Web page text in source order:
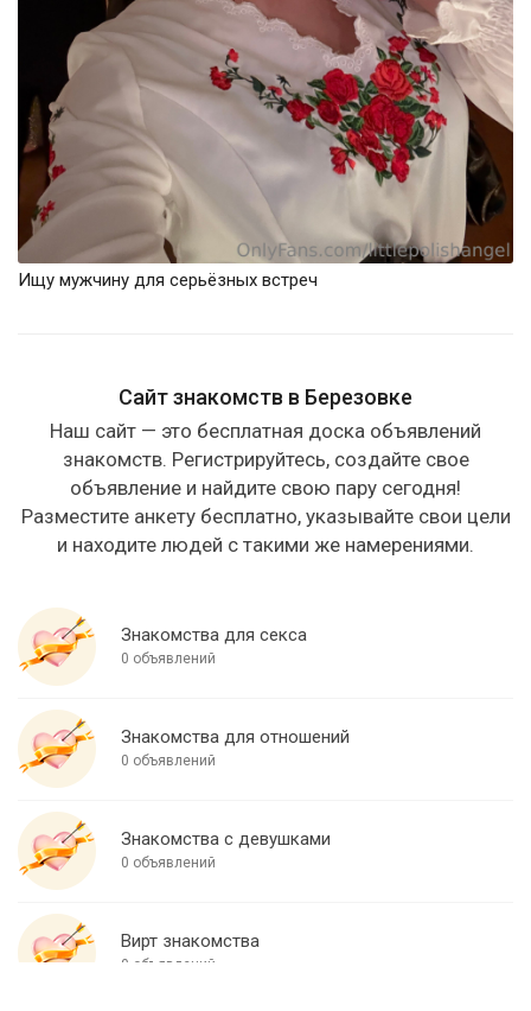
Ищу мужчину для серьёзных встреч
Сайт знакомств в Березовке
Наш сайт — это бесплатная доска объявлений
знакомств. Регистрируйтесь, создайте свое
объявление и найдите свою пару сегодня!
Разместите анкету бесплатно, указывайте свои цели
и находите людей с такими же намерениями.
Знакомства для секса
0 объявлений
Знакомства для отношений
0 объявлений
Знакомства с девушками
0 объявлений
Вирт знакомства
0 объявлений